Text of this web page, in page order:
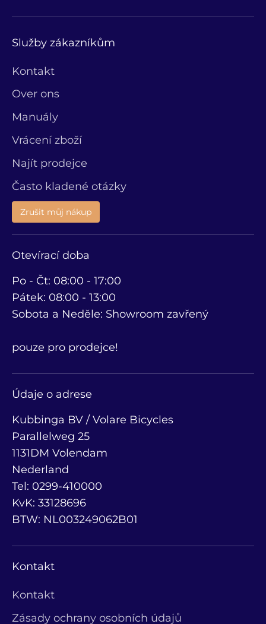
Služby zákazníkům
Kontakt
Over ons
Manuály
Vrácení zboží
Najít prodejce
Často kladené otázky
Zrušit můj nákup
Otevírací doba
Po - Čt: 08:00 - 17:00
Pátek: 08:00 - 13:00
Sobota a Neděle: Showroom zavřený
pouze pro prodejce!
Údaje o adrese
Kubbinga BV / Volare Bicycles
Parallelweg 25
1131DM Volendam
Nederland
Tel: 0299-410000
KvK: 33128696
BTW: NL003249062B01
Kontakt
Kontakt
Zásady ochrany osobních údajů